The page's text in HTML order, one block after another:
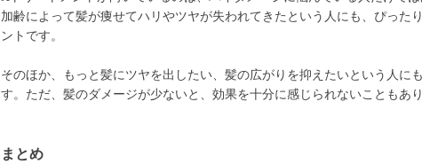
加齢によって髪が痩せてハリやツヤが失われてきたという人にも、ぴった
ントです。
そのほか、もっと髪にツヤを出したい、髪の広がりを抑えたいという人に
す。ただ、髪のダメージが少ないと、効果を十分に感じられないこともあり
まとめ